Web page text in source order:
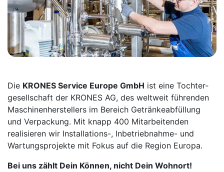
Die KRONES Service Europe GmbH ist eine Tochter­
gesellschaft der KRONES AG, des weltweit führenden
Maschinen­herstellers im Bereich Getränke­abfüllung
und Verpackung. Mit knapp 400 Mitarbei­tenden
realisieren wir Installations-, Inbetrieb­nahme- und
Wartungs­projekte mit Fokus auf die Region Europa.
Bei uns zählt Dein Können, nicht Dein Wohnort!